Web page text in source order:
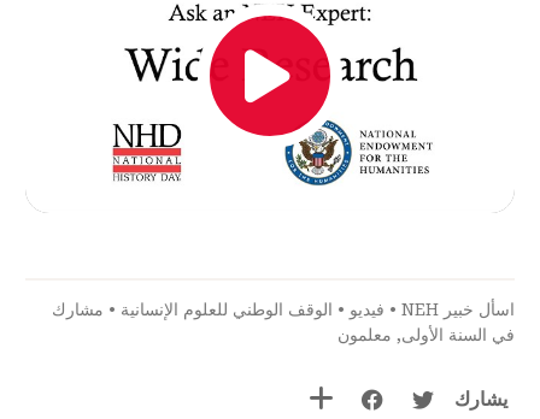
اسأل خبير NEH • فيديو • الوقف الوطني للعلوم الإنسانية • مشارك
في السنة الأولى, معلمون
يشارك